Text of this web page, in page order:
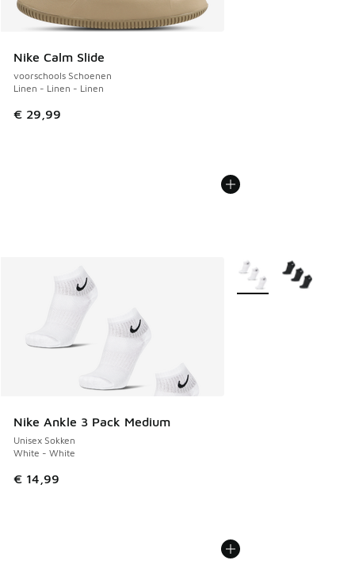
Nike Calm Slide
voorschools Schoenen
Linen - Linen - Linen
€ 29,99
Nike Ankle 3 Pack Medium
Unisex Sokken
White - White
€ 14,99
Meer kleuren